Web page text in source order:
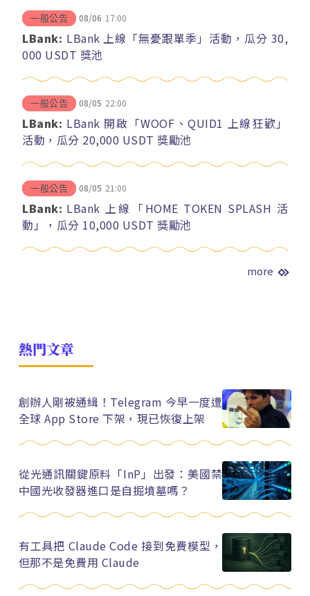
一般公告 08/06 17:00
LBank: LBank 上線「無憂跟單季」活動，瓜分 30,
000 USDT 獎池
一般公告 08/05 22:00
LBank: LBank 開啟「WOOF、QUID1 上線狂歡」
活動，瓜分 20,000 USDT 獎勵池
一般公告 08/05 21:00
LBank: LBank 上線「HOME TOKEN SPLASH 活
動」，瓜分 10,000 USDT 獎勵池
more
熱門文章
創辦人剛被通緝！Telegram 今早一度遭
全球 App Store 下架，現已恢復上架
從光通訊關鍵原料「InP」出發：美國禁
中國光收發器進口是自掘墳墓嗎？
有工具把 Claude Code 接到免費模型，
但那不是免費用 Claude